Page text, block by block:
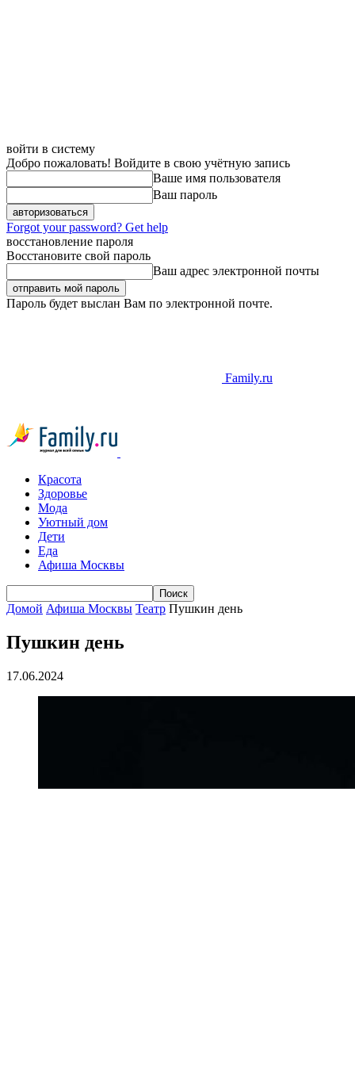
войти в систему
Добро пожаловать! Войдите в свою учётную запись
Ваше имя пользователя
Ваш пароль
Forgot your password? Get help
восстановление пароля
Восстановите свой пароль
Ваш адрес электронной почты
Пароль будет выслан Вам по электронной почте.
Family.ru
Красота
Здоровье
Мода
Уютный дом
Дети
Еда
Афиша Москвы
Домой Афиша Москвы Театр Пушкин день
Пушкин день
17.06.2024